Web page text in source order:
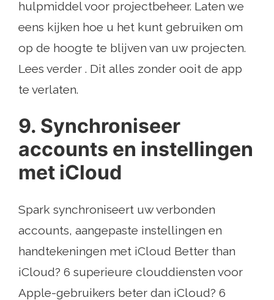
hulpmiddel voor projectbeheer. Laten we
eens kijken hoe u het kunt gebruiken om
op de hoogte te blijven van uw projecten.
Lees verder . Dit alles zonder ooit de app
te verlaten.
9. Synchroniseer
accounts en instellingen
met iCloud
Spark synchroniseert uw verbonden
accounts, aangepaste instellingen en
handtekeningen met iCloud Better than
iCloud? 6 superieure clouddiensten voor
Apple-gebruikers beter dan iCloud? 6